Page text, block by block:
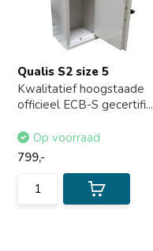
Qualis S2 size 5
Kwalitatief hoogstaade
officieel ECB-S gecertifi...
Op voorraad
799,-